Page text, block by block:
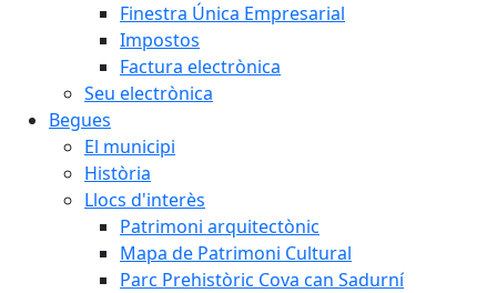
Finestra Única Empresarial
Impostos
Factura electrònica
Seu electrònica
Begues
El municipi
Història
Llocs d'interès
Patrimoni arquitectònic
Mapa de Patrimoni Cultural
Parc Prehistòric Cova can Sadurní